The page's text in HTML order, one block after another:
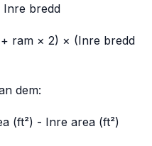
Inre bredd
ram × 2) × (Inre bredd
dem:
(ft²) - Inre area (ft²)